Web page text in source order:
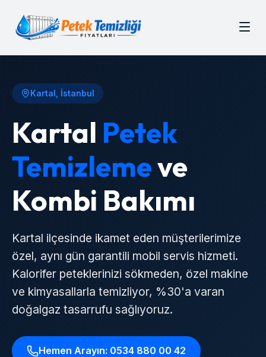
Kartal , İstanbul
Kartal Petek
Temizlemeve
Kombi Bakımı
Kartal ilçesinde ikamet eden müşterilerimize
özel, aynı gün garantili mobil servis hizmeti.
Kalorifer peteklerinizi sökmeden, özel makine
ve kimyasallarla temizliyor, %30'a varan
doğalgaz tasarrufu sağlıyoruz.
Hemen Arayın: 0534 880 00 42